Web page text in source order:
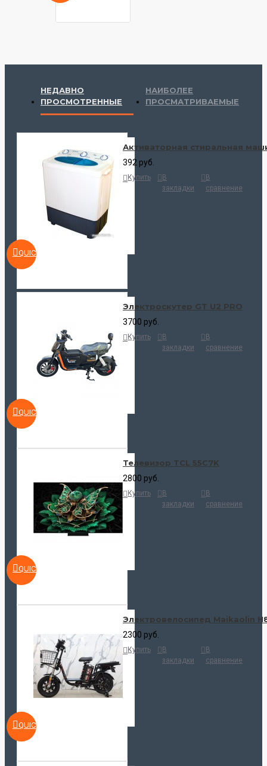
НЕДАВНО
ПРОСМОТРЕННЫЕ
НАИБОЛЕЕ
ПРОСМАТРИВАЕМЫЕ
QUICKVIEW
Активаторная стиральная
392 руб.
Купить
В
закладки
В
сравнение
QUICKVIEW
Электроскутер GT U2 PRO
3700 руб.
Купить
В
закладки
В
сравнение
QUICKVIEW
Телевизор TCL 55C7K
2800 руб.
Купить
В
закладки
В
сравнение
QUICKVIEW
Электровелосипед Maikaolin
2300 руб.
Купить
В
закладки
В
сравнение